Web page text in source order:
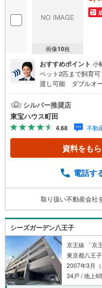
画像10枚
おすすめポイント 小
ペット2匹まで飼育
渡し可能 ダブルオ
人一人を知り、理解
をきちんとお聞きし
ケーションが大切に
客様にベストな「住
です。インターネ
内・現地を見学する
さい！【主要不動産
楽しく素敵なお家探
みようと思われたら
談してみませんか？
ちしております。
シルバー推奨店
東宝ハウス町田
4.68 不動
資料をも
電話す
取り扱い不動産会社
シーズガーデン八王子
京王線 「京
東京都八王
2007年3月（
34戸 / 地上6